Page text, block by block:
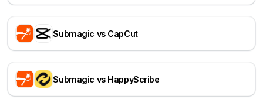
Submagic vs CapCut
Submagic vs HappyScribe